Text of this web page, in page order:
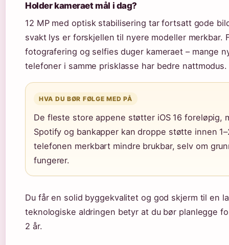
Holder kameraet mål i dag?
12 MP med optisk stabilisering tar fortsatt gode
svakt lys er forskjellen til nyere modeller merkbar.
fotografering og selfies duger kameraet – mange
telefoner i samme prisklasse har bedre nattmodus.
HVA DU BØR FØLGE MED PÅ
De fleste store appene støtter iOS 16 foreløpig,
Spotify og bankapper kan droppe støtte innen
telefonen merkbart mindre brukbar, selv om
fungerer.
Du får en solid byggekvalitet og god skjerm til en
teknologiske aldringen betyr at du bør planlegge
2 år.